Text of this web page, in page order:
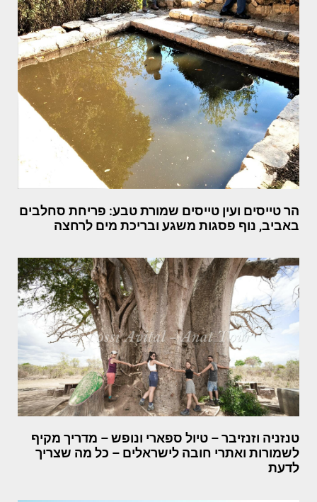
הר טייסים ועין טייסים שמורת טבע: פריחת סחלבים
באביב, נוף פסגות משגע ובריכת מים לרחצה
טנזניה וזנזיבר – טיול ספארי ונופש – מדריך מקיף
לשמורות ואתרי חובה לישראלים – כל מה שצריך
לדעת